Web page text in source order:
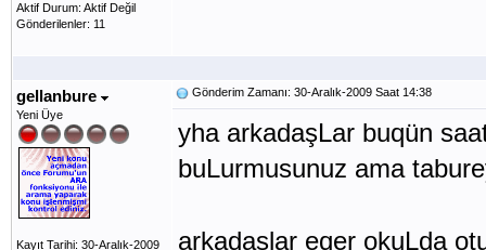
Aktif Durum: Aktif Değil
Gönderilenler: 11
gellanbure
Yeni Üye
Kayıt Tarihi: 30-Aralık-2009
Gönderim Zamanı: 30-Aralık-2009 Saat 14:38
yha arkadaşLar buqün
buLurmusunuz ama
arkadaşlar eqer okuLda